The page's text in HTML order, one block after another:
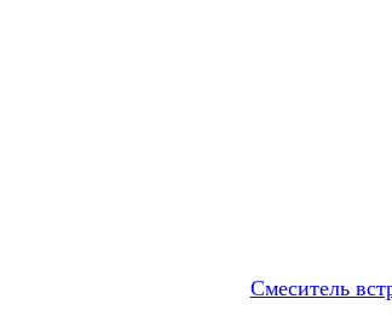
Смеситель